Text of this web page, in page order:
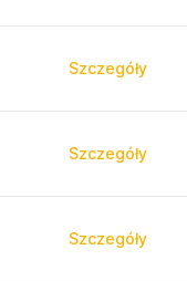
Szczegóły
Szczegóły
Szczegóły